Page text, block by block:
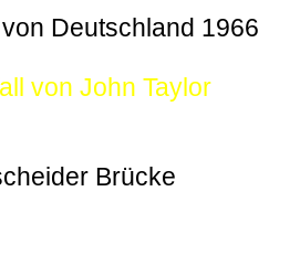
Deutschland 1966
von John Taylor
Brücke